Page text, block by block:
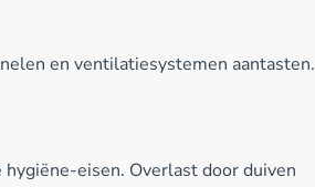
en ventilatiesystemen aantasten.
eisen. Overlast door duiven